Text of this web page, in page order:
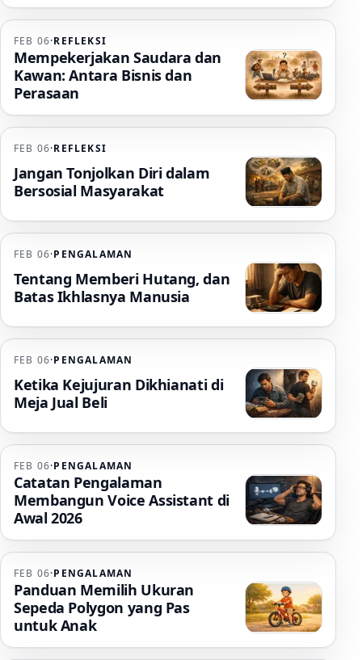
FEB 06·REFLEKSI
Mempekerjakan Saudara dan
Kawan: Antara Bisnis dan
Perasaan
FEB 06·REFLEKSI
Jangan Tonjolkan Diri dalam
Bersosial Masyarakat
FEB 06·PENGALAMAN
Tentang Memberi Hutang, dan
Batas Ikhlasnya Manusia
FEB 06·PENGALAMAN
Ketika Kejujuran Dikhianati di
Meja Jual Beli
FEB 06·PENGALAMAN
Catatan Pengalaman
Membangun Voice Assistant di
Awal 2026
FEB 06·PENGALAMAN
Panduan Memilih Ukuran
Sepeda Polygon yang Pas
untuk Anak